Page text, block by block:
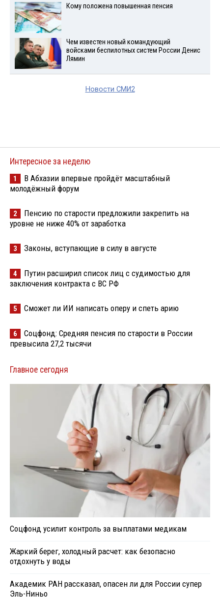
Кому положена повышенная пенсия
Чем известен новый командующий
войсками беспилотных систем России Денис
Лямин
Новости СМИ2
Интересное за неделю
1
В Абхазии впервые пройдёт масштабный
молодёжный форум
2
Пенсию по старости предложили закрепить на
уровне не ниже 40% от заработка
3 Законы, вступающие в силу в августе
4
Путин расширил список лиц с судимостью для
заключения контракта с ВС РФ
5 Сможет ли ИИ написать оперу и спеть арию
6
Соцфонд: Средняя пенсия по старости в России
превысила 27,2 тысячи
Главное сегодня
Соцфонд усилит контроль за выплатами медикам
Жаркий берег, холодный расчет: как безопасно
отдохнуть у воды
Академик РАН рассказал, опасен ли для России супер
Эль-Ниньо